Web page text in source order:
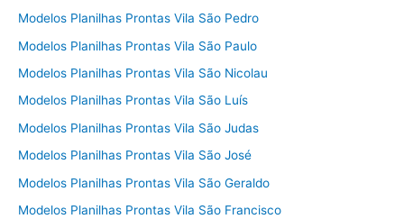
Modelos Planilhas Prontas Vila São Pedro
Modelos Planilhas Prontas Vila São Paulo
Modelos Planilhas Prontas Vila São Nicolau
Modelos Planilhas Prontas Vila São Luís
Modelos Planilhas Prontas Vila São Judas
Modelos Planilhas Prontas Vila São José
Modelos Planilhas Prontas Vila São Geraldo
Modelos Planilhas Prontas Vila São Francisco